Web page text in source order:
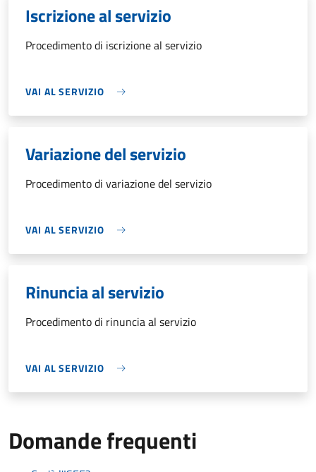
Iscrizione al servizio
Procedimento di iscrizione al servizio
VAI AL SERVIZIO
Variazione del servizio
Procedimento di variazione del servizio
VAI AL SERVIZIO
Rinuncia al servizio
Procedimento di rinuncia al servizio
VAI AL SERVIZIO
Domande frequenti